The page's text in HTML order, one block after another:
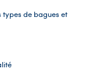
types de bagues et